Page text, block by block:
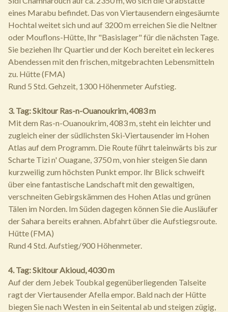
eines Marabu befindet. Das von Viertausendern eingesäumte
Hochtal weitet sich und auf 3200 m erreichen Sie die Neltner
oder Mouflons-Hütte, Ihr "Basislager" für die nächsten Tage.
Sie beziehen Ihr Quartier und der Koch bereitet ein leckeres
Abendessen mit den frischen, mitgebrachten Lebensmitteln
zu. Hütte (FMA)
Rund 5 Std. Gehzeit, 1300 Höhenmeter Aufstieg.
3. Tag: Skitour Ras-n-Ouanoukrim, 4083 m
Mit dem Ras-n-Ouanoukrim, 4083 m, steht ein leichter und
zugleich einer der südlichsten Ski-Viertausender im Hohen
Atlas auf dem Programm. Die Route führt taleinwärts bis zur
Scharte Tizi n' Ouagane, 3750 m, von hier steigen Sie dann
kurzweilig zum höchsten Punkt empor. Ihr Blick schweift
über eine fantastische Landschaft mit den gewaltigen,
verschneiten Gebirgskämmen des Hohen Atlas und grünen
Tälen im Norden. Im Süden dagegen können Sie die Ausläufer
der Sahara bereits erahnen. Abfahrt über die Aufstiegsroute.
Hütte (FMA)
Rund 4 Std. Aufstieg/900 Höhenmeter.
4. Tag: Skitour Akioud, 4030 m
Auf der dem Jebek Toubkal gegenüberliegenden Talseite
ragt der Viertausender Afella empor. Bald nach der Hütte
biegen Sie nach Westen in ein Seitental ab und steigen zügig,